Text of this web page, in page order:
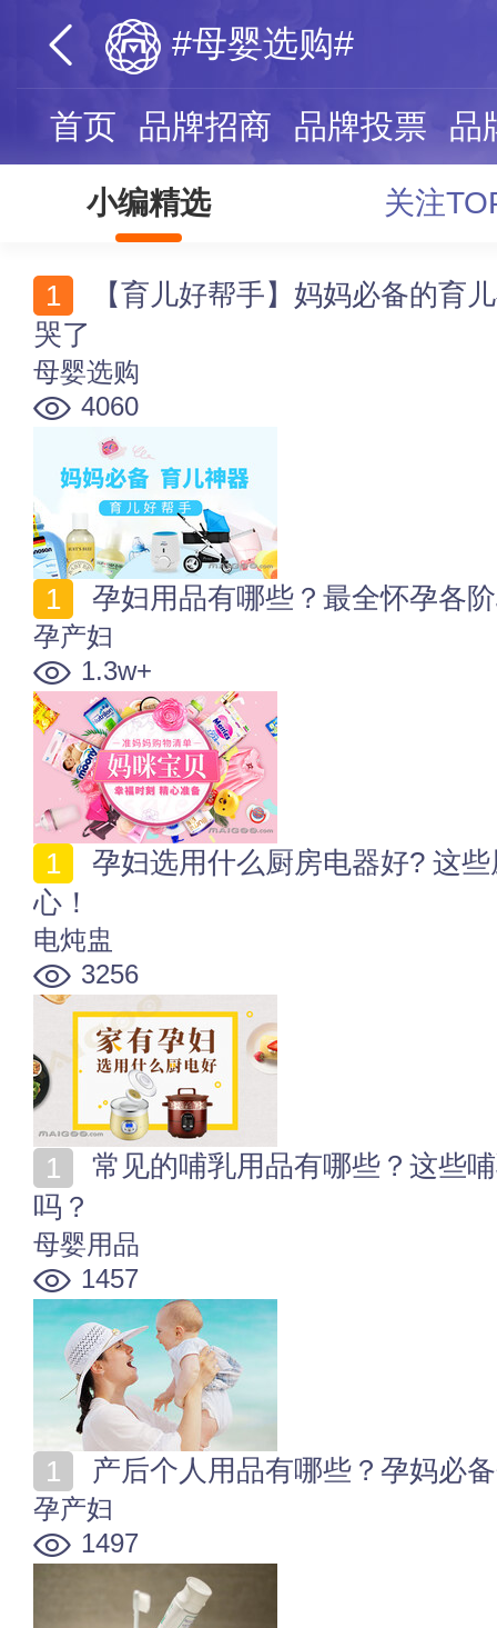
#母婴选购#
首页 品牌招商 品牌投票 品
小编精选 关注
哭了
母婴选购
4060
孕妇用品有哪些？最全怀孕各
孕产妇
1.3w+
心！
电炖盅
3256
吗？
母婴用品
1457
产后个人用品有哪些？孕妈必
孕产妇
1497